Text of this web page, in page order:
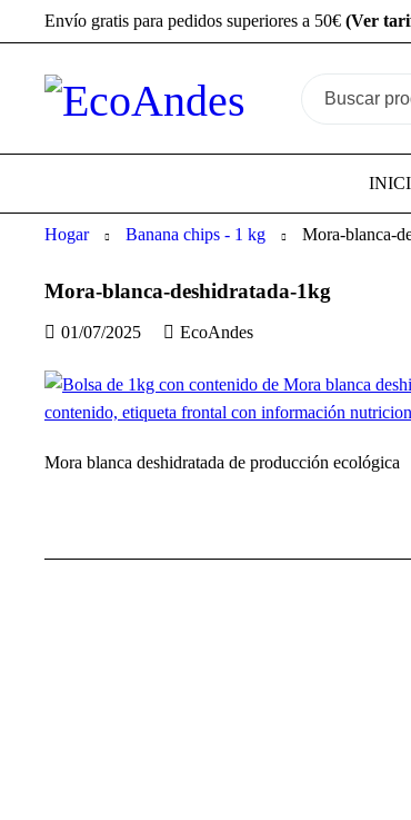
Envío gratis para pedidos superiores a 50€ (Ver
Hogar Banana chips - 1 kg Mora-blanca-
Mora-blanca-deshidratada-1kg
01/07/2025 EcoAndes
Mora blanca deshidratada de producción ecológica